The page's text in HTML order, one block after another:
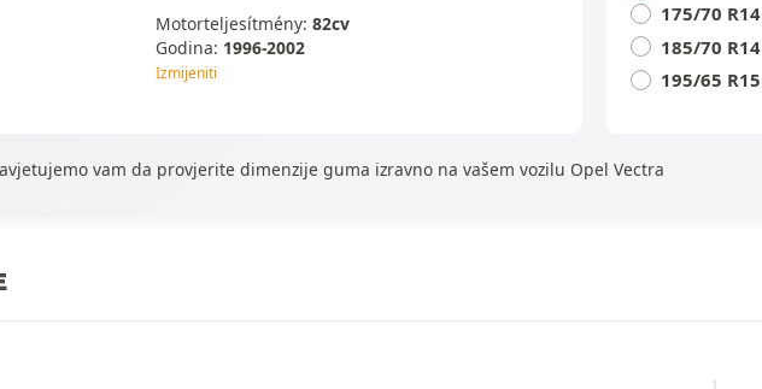
Motorteljesítmény:82cv
Godina: 1996-2002
Izmijeniti
175/70 R14
185/70 R14
195/65 R15
vam da provjerite dimenzije guma izravno na vašem vozilu Opel Vectra